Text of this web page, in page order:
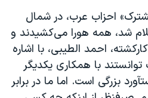
احزاب عرب، در شمال
شد، همه هورا می‌کشيدند و
احمد الطيبی، با اشاره
توانستند با همکاری يکديگر
بزرگی است. اما ما در برابر